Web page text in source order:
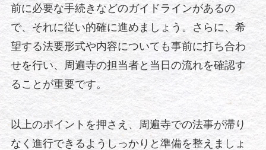
前に必要な手続きなどのガイドラインがあるの
で、それに従い的確に進めましょう。さらに、希
望する法要形式や内容についても事前に打ち合わ
せを行い、周遍寺の担当者と当日の流れを確認す
ることが重要です。
以上のポイントを押さえ、周遍寺での法事が滞り
なく進行できるようしっかりと準備を整えましょ